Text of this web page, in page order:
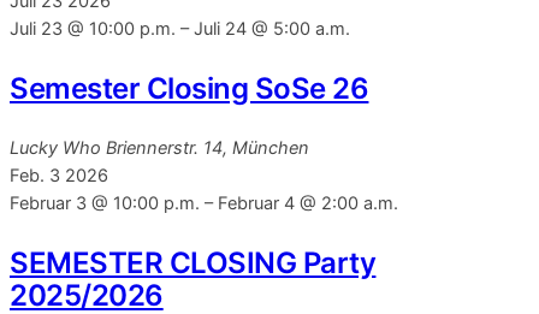
Juli 23 @ 10:00 p.m. –Juli 24 @ 5:00 a.m.
Semester Closing SoSe 26
Lucky Who Briennerstr. 14, München
Feb. 3 2026
Februar 3 @ 10:00 p.m. – Februar 4 @ 2:00 a.m.
SEMESTER CLOSING Party
2025/2026